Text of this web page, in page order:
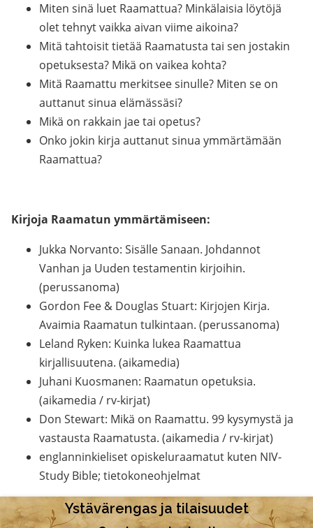
Miten sinä luet Raamattua? Minkälaisia löytöjä
olet tehnyt vaikka aivan viime aikoina?
Mitä tahtoisit tietää Raamatusta tai sen jostakin
opetuksesta? Mikä on vaikea kohta?
Mitä Raamattu merkitsee sinulle? Miten se on
auttanut sinua elämässäsi?
Mikä on rakkain jae tai opetus?
Onko jokin kirja auttanut sinua ymmärtämään
Raamattua?
Kirjoja Raamatun ymmärtämiseen:
Jukka Norvanto: Sisälle Sanaan. Johdannot
Vanhan ja Uuden testamentin kirjoihin.
(perussanoma)
Gordon Fee & Douglas Stuart: Kirjojen Kirja.
Avaimia Raamatun tulkintaan. (perussanoma)
Leland Ryken: Kuinka lukea Raamattua
kirjallisuutena. (aikamedia)
Juhani Kuosmanen: Raamatun opetuksia.
(aikamedia / rv-kirjat)
Don Stewart: Mikä on Raamattu. 99 kysymystä ja
vastausta Raamatusta. (aikamedia / rv-kirjat)
englanninkieliset opiskeluraamatut kuten NIV-
Study Bible; tietokoneohjelmat
Ystävärengas ja tilaisuudet